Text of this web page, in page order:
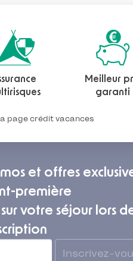
Meilleur
garanti
page crédit vacances
et offres
première
votre séjour lors
Inscrivez-